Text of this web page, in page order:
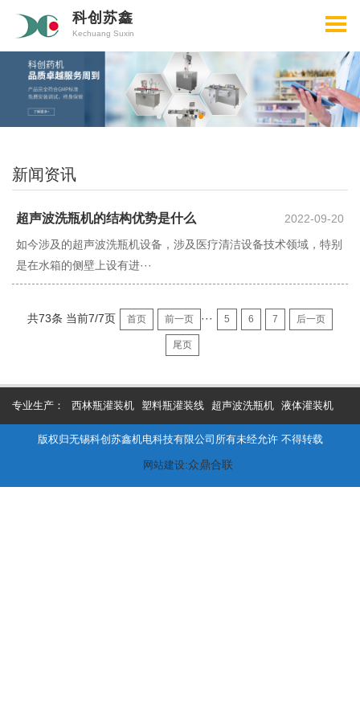
科创苏鑫
Kechuang Suxin
新闻资讯
超声波洗瓶机的结构优势是什么
2022-09-20
如今涉及的超声波洗瓶机设备，涉及医疗清洁设备技术领域，特别
是在水箱的侧壁上设有进···
共73条 当前7/7页 首页 前一页 ··· 5 6 7 后一页
尾页
专业生产： 西林瓶灌装机 塑料瓶灌装线 超声波洗瓶机 液体灌装机
版权归无锡科创苏鑫机电科技有限公司所有未经允许 不得转载
网站建设:众鼎合联